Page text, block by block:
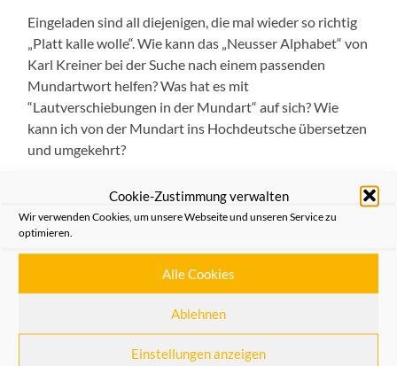
Cookie-Zustimmung verwalten
Wir verwenden Cookies, um unsere Webseite und unseren Service zu
optimieren.
Alle Cookies
Ablehnen
Einstellungen anzeigen
Eingeladen sind all diejenigen, die mal wieder so richtig
„Platt kalle wolle“. Wie kann das „Neusser Alphabet“ von
Karl Kreiner bei der Suche nach einem passenden
Mundartwort helfen? Was hat es mit
“Lautverschiebungen in der Mundart“ auf sich? Wie
kann ich von der Mundart ins Hochdeutsche übersetzen
und umgekehrt?
Lieblingsgedichte in Platt können mitgebracht und
vorgetragen werden. Bitte Stift und Papier mitbringen.
Leitung: Helga Peppekus und Prof. Dr. Wilhelm
Schepping
VORHERIGER BEITRAG